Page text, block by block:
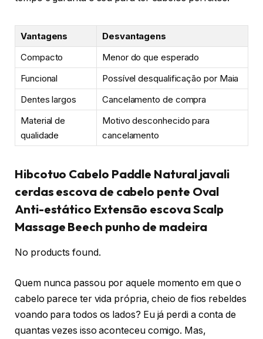
Vantagens
Desvantagens
Compacto
Menor do que esperado
Funcional
Possível desqualificação por Maia
Dentes largos
Cancelamento de compra
Material de
qualidade
Motivo desconhecido para
cancelamento
Hibcotuo Cabelo Paddle Natural javali
cerdas escova de cabelo pente Oval
Anti-estático Extensão escova Scalp
Massage Beech punho de madeira
No products found.
Quem nunca passou por aquele momento em que o
cabelo parece ter vida própria, cheio de fios rebeldes
voando para todos os lados? Eu já perdi a conta de
quantas vezes isso aconteceu comigo. Mas,